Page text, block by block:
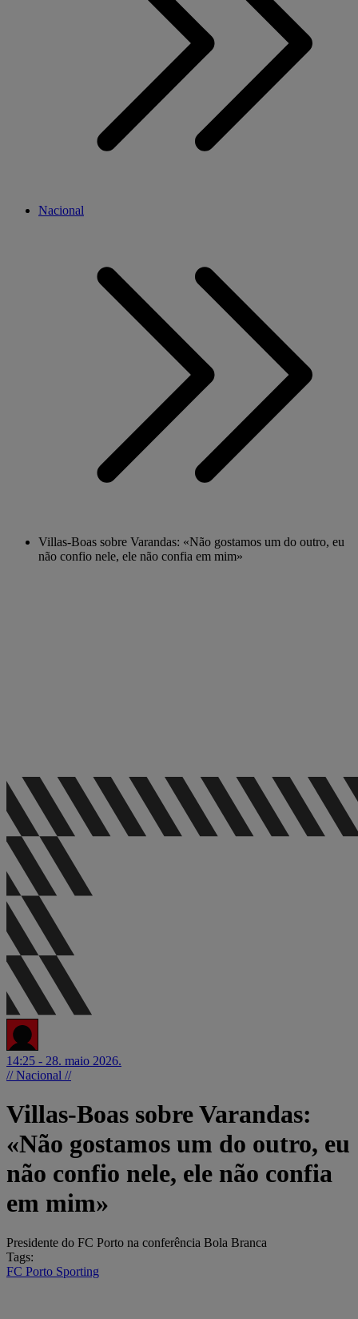
Nacional
Villas-Boas sobre Varandas: «Não gostamos um do outro, eu
não confio nele, ele não confia em mim»
14:25 - 28. maio 2026.
// Nacional //
Villas-Boas sobre Varandas:
«Não gostamos um do outro, eu
não confio nele, ele não confia
em mim»
Presidente do FC Porto na conferência Bola Branca
Tags:
FC Porto Sporting